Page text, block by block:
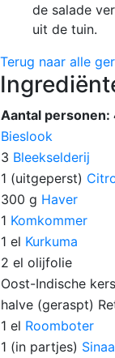
de salade
uit de tuin.
Terug naar alle
Aantal personen:
Bieslook
3 Bleekselderij
1 (uitgeperst)
300 g Haver
1 Komkommer
1 el Kurkuma
2 el olijfolie
Oost-Indische kers
halve (geraspt)
1 el Roomboter
1 (in partjes)